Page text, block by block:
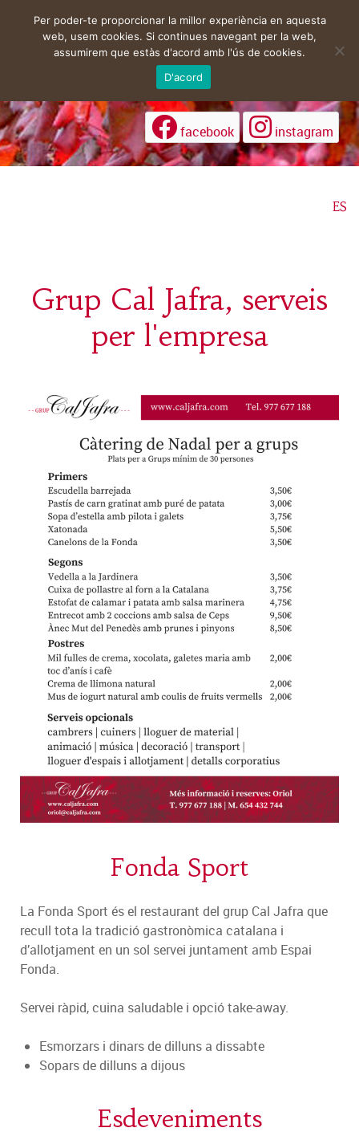
facebook instagram
ES
Grup Cal Jafra, serveis
per l'empresa
Fonda Sport
La Fonda Sport és el restaurant del grup Cal Jafra que
recull tota la tradició gastronòmica catalana i
d’allotjament en un sol servei juntament amb Espai
Fonda.
Servei ràpid, cuina saludable i opció take-away.
Esmorzars i dinars de dilluns a dissabte
Sopars de dilluns a dijous
Esdeveniments
Per poder-te proporcionar la millor experiència en aquesta
web, usem cookies. Si continues navegant per la web,
assumirem que estàs d'acord amb l'ús de cookies.
D'acord